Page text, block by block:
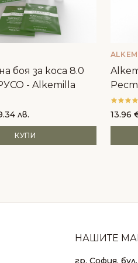
боя за коса 8.0
- Alkemilla
лв.
КУПИ
13.96
НАШИТЕ
гр. София,